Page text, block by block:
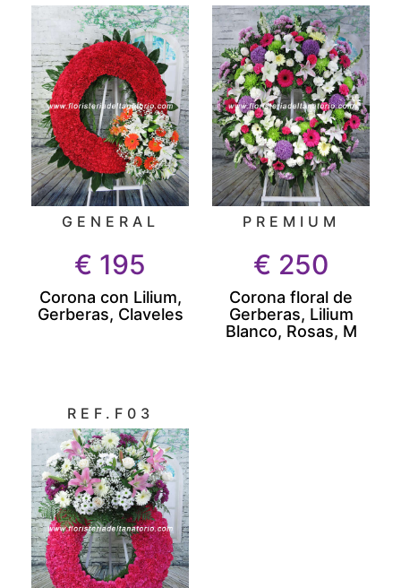
GENERAL
€ 195
Corona con Lilium,
Gerberas, Claveles
PREMIUM
€ 250
Corona floral de
Gerberas, Lilium
Blanco, Rosas, M
REF.F03